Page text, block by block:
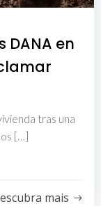
en
tras una
[…]
mais